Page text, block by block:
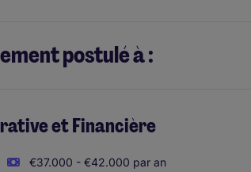
postulé à :
et Financière
€37.000 - €42.000 par an